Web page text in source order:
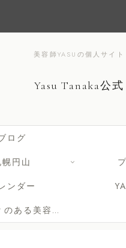
美容師YASUの個人サイト
Yasu Tanaka公式
ログ
円山
ンダー
発達障害？のある美容師さんへ